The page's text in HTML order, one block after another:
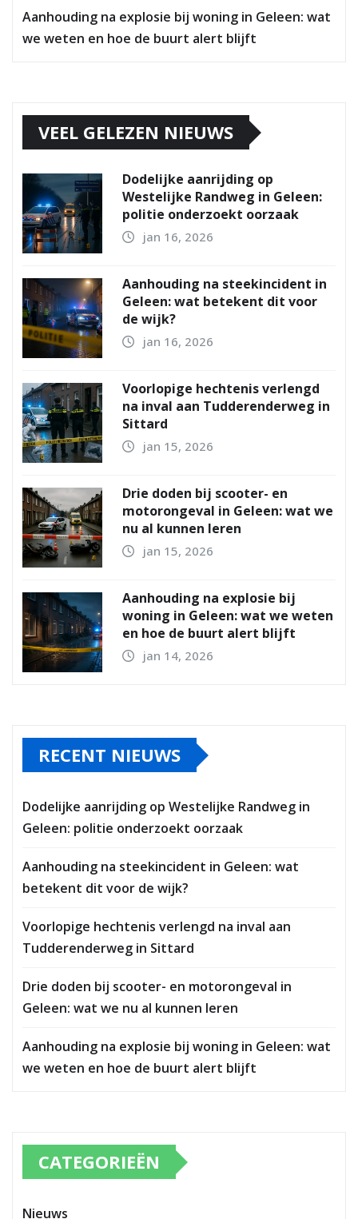
Aanhouding na explosie bij woning in Geleen: wat
we weten en hoe de buurt alert blijft
VEEL GELEZEN NIEUWS
Dodelijke aanrijding op
Westelijke Randweg in Geleen:
politie onderzoekt oorzaak
jan 16, 2026
Aanhouding na steekincident in
Geleen: wat betekent dit voor
de wijk?
jan 16, 2026
Voorlopige hechtenis verlengd
na inval aan Tudderenderweg in
Sittard
jan 15, 2026
Drie doden bij scooter- en
motorongeval in Geleen: wat we
nu al kunnen leren
jan 15, 2026
Aanhouding na explosie bij
woning in Geleen: wat we weten
en hoe de buurt alert blijft
jan 14, 2026
RECENT NIEUWS
Dodelijke aanrijding op Westelijke Randweg in
Geleen: politie onderzoekt oorzaak
Aanhouding na steekincident in Geleen: wat
betekent dit voor de wijk?
Voorlopige hechtenis verlengd na inval aan
Tudderenderweg in Sittard
Drie doden bij scooter- en motorongeval in
Geleen: wat we nu al kunnen leren
Aanhouding na explosie bij woning in Geleen: wat
we weten en hoe de buurt alert blijft
CATEGORIEËN
Nieuws